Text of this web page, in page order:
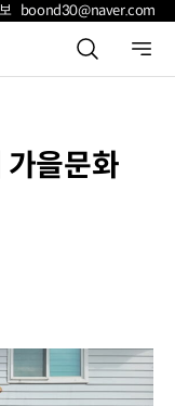
boond30@naver.com
가을문화